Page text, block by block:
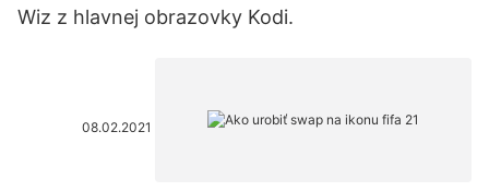
Wiz z hlavnej obrazovky Kodi.
08.02.2021